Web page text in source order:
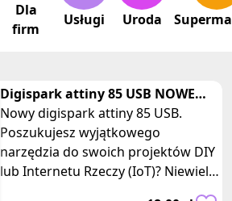
Dla
firm
Usługi Uroda
Digispark attiny 85 USB NOWE
mikrokontroler sterowanie
Nowy digispark attiny 85 USB.
Poszukujesz wyjątkowego
narzędzia do swoich projektów DIY
lub Internetu Rzeczy (IoT)? Niewielki
mikrokontroler, który może pomóc